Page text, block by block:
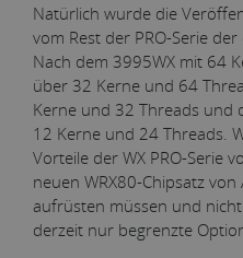
Natürlich wurde die
vom Rest der PRO-Serie
Nach dem 3995WX mit 64
über 32 Kerne und 64
Kerne und 32 Threads und
12 Kerne und 24 Threads.
Vorteile der WX PRO-Serie
neuen WRX80-Chipsatz
aufrüsten müssen und
derzeit nur begrenzte